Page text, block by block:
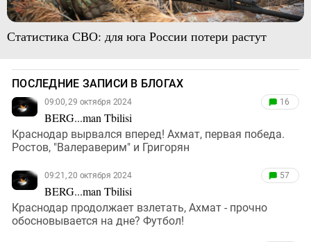
Статистика СВО: для юга России потери растут
ПОСЛЕДНИЕ ЗАПИСИ В БЛОГАХ
09:00, 29 октября 2024
BERG...man Tbilisi
16
Краснодар вырвался вперед! Ахмат, первая победа.
Ростов, "Валераверим" и Григорян
09:21, 20 октября 2024
BERG...man Tbilisi
57
Краснодар продолжает взлетать, Ахмат - прочно
обосновывается на дне? Футбол!